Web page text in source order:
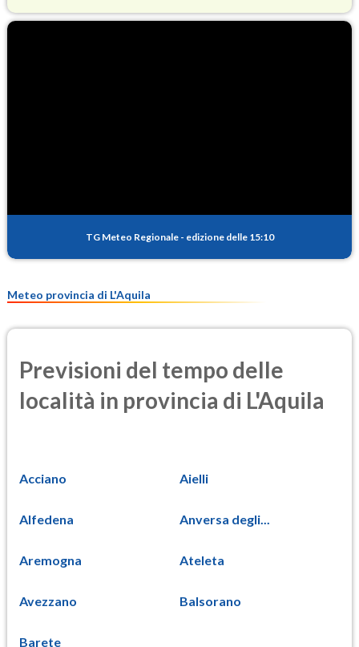
PM25
TG Meteo Regionale - edizione delle 15:10
Meteo provincia di L'Aquila
Previsioni del tempo delle
località in provincia di L'Aquila
Acciano Aielli
Alfedena Anversa degli...
Aremogna Ateleta
Avezzano Balsorano
Barete